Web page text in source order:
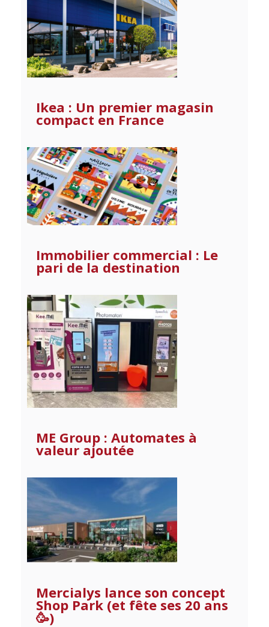
Ikea : Un premier magasin
compact en France
Immobilier commercial : Le
pari de la destination
ME Group : Automates à
valeur ajoutée
Mercialys lance son concept
Shop Park (et fête ses 20 ans
🥳)